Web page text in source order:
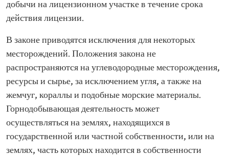
добычи на лицензионном участке в течение срока
действия лицензии.
В законе приводятся исключения для некоторых
месторождений. Положения закона не
распространяются на углеводородные месторождения,
ресурсы и сырье, за исключением угля, а также на
жемчуг, кораллы и подобные морские материалы.
Горнодобывающая деятельность может
осуществляться на землях, находящихся в
государственной или частной собственности, или на
землях, часть которых находится в собственности